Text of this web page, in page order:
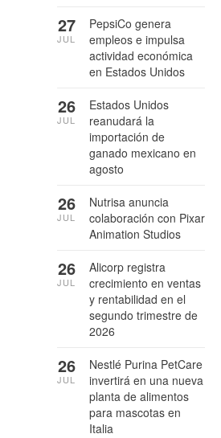
PepsiCo genera
empleos e impulsa
actividad económica
en Estados Unidos
27
JUL
Estados Unidos
reanudará la
importación de
ganado mexicano en
agosto
26
JUL
Nutrisa anuncia
colaboración con Pixar
Animation Studios
26
JUL
Alicorp registra
crecimiento en ventas
y rentabilidad en el
segundo trimestre de
2026
26
JUL
Nestlé Purina PetCare
invertirá en una nueva
planta de alimentos
para mascotas en
Italia
26
JUL